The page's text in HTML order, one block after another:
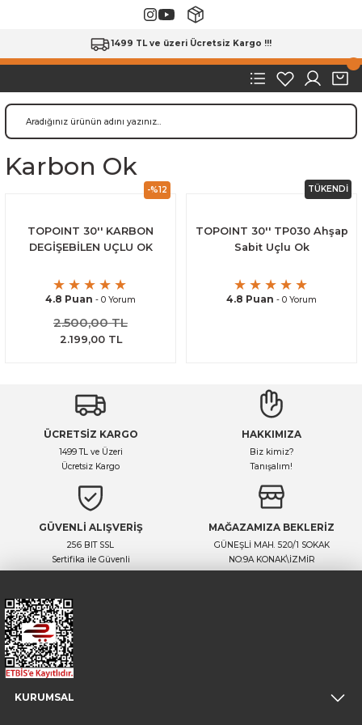
1499 TL ve üzeri Ücretsiz Kargo !!!
Karbon Ok
-%12
TOPOINT 30'' KARBON
DEGİŞEBİLEN UÇLU OK
4.8 Puan - 0 Yorum
2.500,00 TL
2.199,00 TL
TÜKENDİ
TOPOINT 30'' TP030 Ahşap
Sabit Uçlu Ok
4.8 Puan - 0 Yorum
ÜCRETSİZ KARGO
1499 TL ve Üzeri
Ücretsiz Kargo
HAKKIMIZA
Biz kimiz?
Tanışalım!
GÜVENLİ ALIŞVERİŞ
256 BIT SSL
Sertifika ile Güvenli
MAĞAZAMIZA BEKLERİZ
GÜNEŞLİ MAH. 520/1 SOKAK
NO:9A KONAK\İZMİR
KURUMSAL